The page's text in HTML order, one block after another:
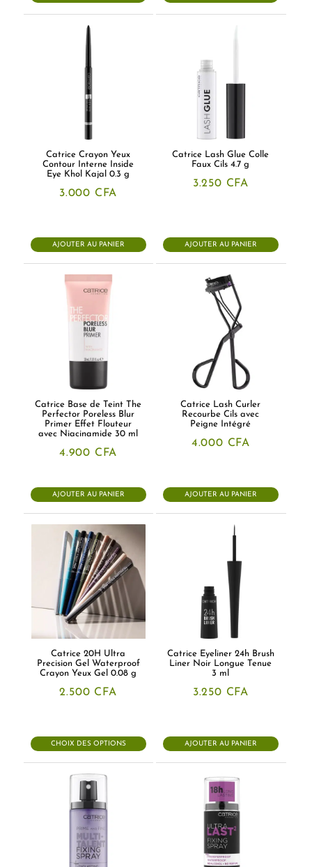
Catrice Crayon Yeux
Contour Interne Inside
Eye Khol Kajal 0.3 g
3.000 CFA
AJOUTER AU PANIER
Catrice Lash Glue Colle
Faux Cils 4.7 g
3.250 CFA
AJOUTER AU PANIER
Catrice Base de Teint The
Perfector Poreless Blur
Primer Effet Flouteur
avec Niacinamide 30 ml
4.900 CFA
AJOUTER AU PANIER
Catrice Lash Curler
Recourbe Cils avec
Peigne Intégré
4.000 CFA
AJOUTER AU PANIER
Catrice 20H Ultra
Precision Gel Waterproof
Crayon Yeux Gel 0.08 g
2.500 CFA
CHOIX DES OPTIONS
Catrice Eyeliner 24h Brush
Liner Noir Longue Tenue
3 ml
3.250 CFA
AJOUTER AU PANIER